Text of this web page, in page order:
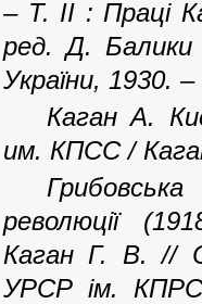
– Т. ІІ : Праці
ред. Д. Балики
України, 1930.
Каган А.
им. КПСС /
революції
Каган Г. В. //
УРСР ім.